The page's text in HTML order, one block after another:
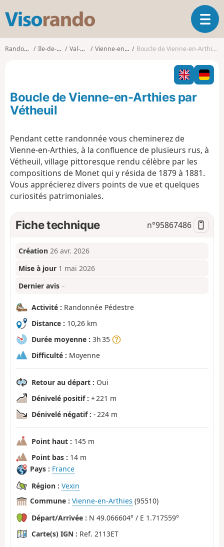
s
o
o
O
u
v
i
r
l
g
Randonnées Ile-de-France Val-d'Oise Vienne-en-Arthies Boucle de Vienne-en-Arthies par Vétheuil
Boucle de Vienne-en-Arthies par
Vétheuil
Pendant cette randonnée vous cheminerez de
Vienne-en-Arthies, à la confluence de plusieurs rus, à
Vétheuil, village pittoresque rendu célèbre par les
compositions de Monet qui y résida de 1879 à 1881.
Vous apprécierez divers points de vue et quelques
curiosités patrimoniales.
Fiche technique n°95867486
Création 26 avr. 2026
Mise à jour 1 mai 2026
Dernier avis –
Activité : Randonnée Pédestre
Distance : 10,26 km
Durée moyenne : 3h 35
Difficulté : Moyenne
Retour au départ : Oui
Dénivelé positif : + 221 m
Dénivelé négatif : - 224 m
Point haut : 145 m
Point bas : 14 m
Pays : France
Région : Vexin
Commune : Vienne-en-Arthies (95510)
Départ/Arrivée : N 49.066604° / E 1.717559°
Carte(s) IGN : Ref. 2113ET